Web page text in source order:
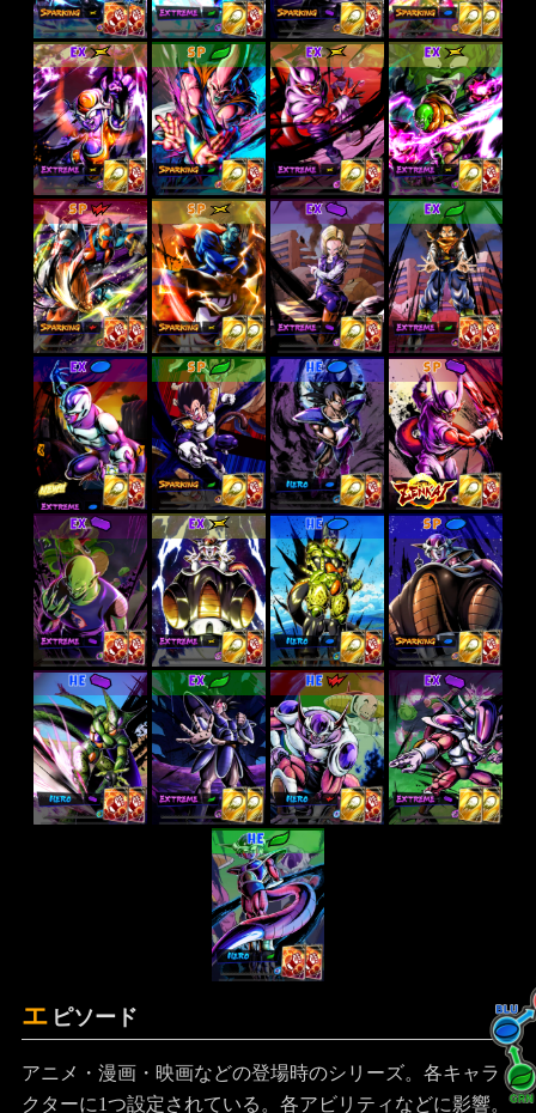
EX SP EX EX
SP SP EX EX
EX SP HE SP
EX EX HE SP
HE EX HE EX
HE
エ ピソード
アニメ・漫画・映画などの登場時のシリーズ。各キャラ
クターに1つ設定されている。各アビリティなどに影響。